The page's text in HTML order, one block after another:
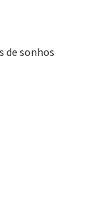
de sonhos